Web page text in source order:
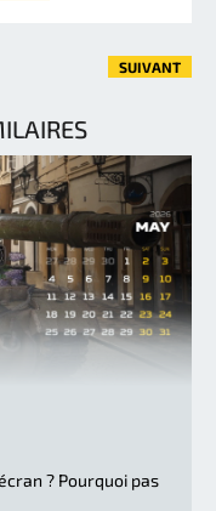
SUIVANT
? Pourquoi pas